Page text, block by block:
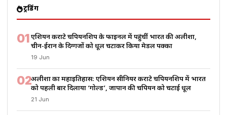
ट्रेंडिंग
01एशियन कराटे चैंपियनशिप के फाइनल में पहुंचीं भारत की अलीशा,
चीन-ईरान के दिग्गजों को धूल चटाकर किया मेडल पक्का
19 Jun
02अलीशा का महाइतिहास: एशियन सीनियर कराटे चैंपियनशिप में भारत
को पहली बार दिलाया ‘गोल्ड’, जापान की चैंपियन को चटाई धूल
21 Jun